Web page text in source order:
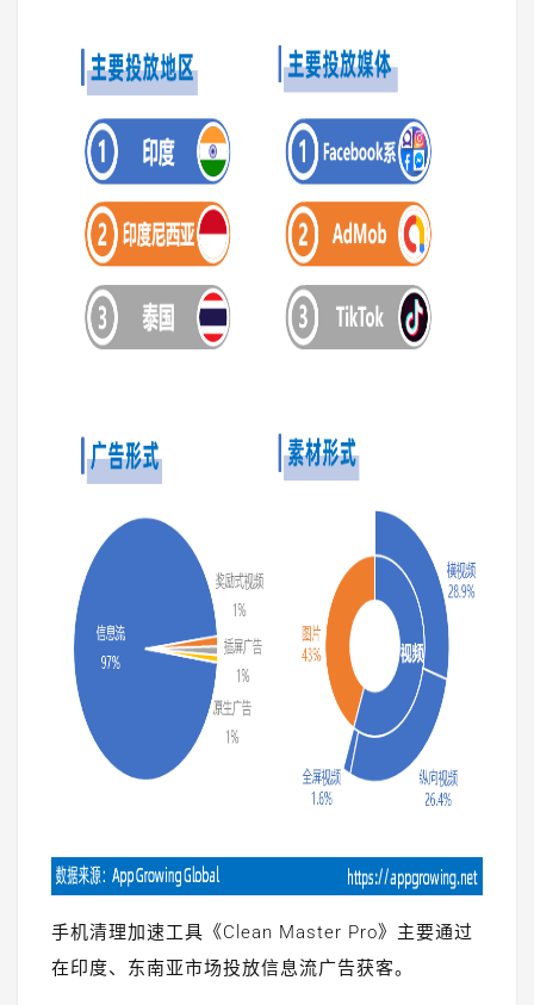
手机清理加速工具《Clean Master Pro》主要通过
在印度、东南亚市场投放信息流广告获客。